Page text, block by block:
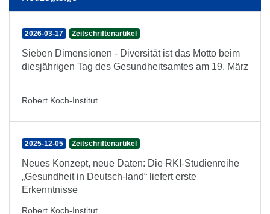
2026-03-17 Zeitschriftenartikel
Sieben Dimensionen - Diversität ist das Motto beim
diesjährigen Tag des Gesundheitsamtes am 19. März
Robert Koch-Institut
2025-12-05 Zeitschriftenartikel
Neues Konzept, neue Daten: Die RKI-Studienreihe
„Gesundheit in Deutsch-land“ liefert erste
Erkenntnisse
Robert Koch-Institut